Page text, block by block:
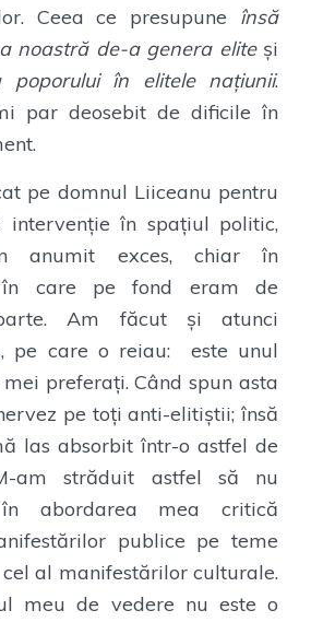
Ceea ce presupune însă
noastră de-a genera eliteși
poporului în elitele națiunii.
par deosebit de dificile în
pe domnul Liiceanu pentru
intervenție în spațiul politic,
anumit exces, chiar în
în care pe fond eram de
Am făcut și atunci
pe care o reiau: este unul
preferați. Când spun asta
pe toți anti-elitiștii; însă
las absorbit într-o astfel de
am străduit astfel să nu
abordarea mea critică
publice pe teme
al manifestărilor culturale.
meu de vedere nu este o